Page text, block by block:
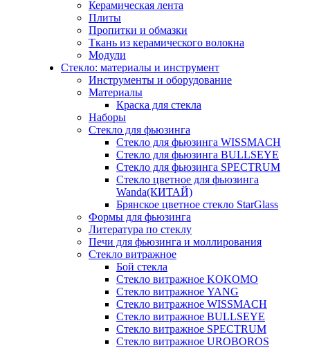
Керамическая лента
Плиты
Пропитки и обмазки
Ткань из керамического волокна
Модули
Стекло: материалы и инструмент
Инструменты и оборудование
Материалы
Краска для стекла
Наборы
Стекло для фьюзинга
Стекло для фьюзинга WISSMACH
Стекло для фьюзинга BULLSEYE
Стекло для фьюзинга SPECTRUM
Стекло цветное для фьюзинга
Wanda(КИТАЙ)
Брянское цветное стекло StarGlass
Формы для фьюзинга
Литература по стеклу
Печи для фьюзинга и моллирования
Стекло витражное
Бой стекла
Стекло витражное KOKOMO
Стекло витражное YANG
Стекло витражное WISSMACH
Стекло витражное BULLSEYE
Стекло витражное SPECTRUM
Стекло витражное UROBOROS